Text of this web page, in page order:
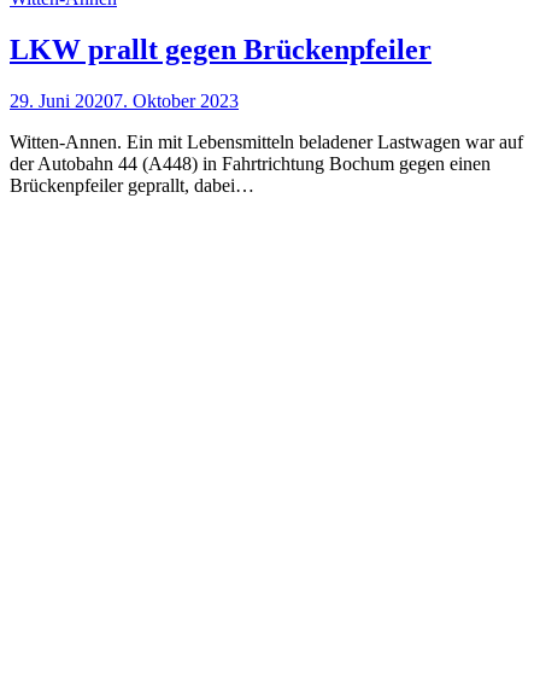
LKW prallt gegen Brückenpfeiler
29. Juni 20207. Oktober 2023
Witten-Annen. Ein mit Lebensmitteln beladener Lastwagen war auf
der Autobahn 44 (A448) in Fahrtrichtung Bochum gegen einen
Brückenpfeiler geprallt, dabei…